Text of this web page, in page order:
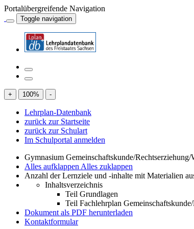
Portalübergreifende Navigation
Toggle navigation
+ 100% -
Lehrplan-Datenbank
zurück zur Startseite
zurück zur Schulart
Im Schulportal anmelden
Gymnasium Gemeinschaftskunde/
Alles aufklappen Alles zuklappen
Anzahl der Lernziele und -inhalte mit Materialien
Inhaltsverzeichnis
Teil Grundlagen
Teil Fachlehrplan
Dokument als PDF herunterladen
Kontaktformular